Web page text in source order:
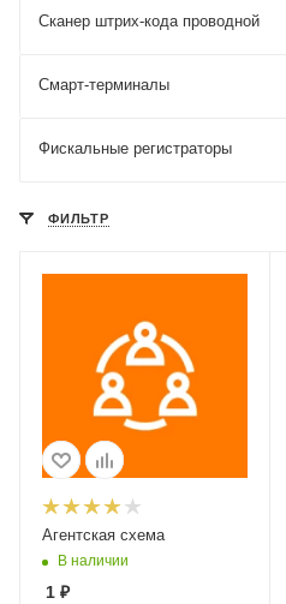
Сканер штрих-кода проводной
Смарт-терминалы
Фискальные регистраторы
ФИЛЬТР
Агентская схема
В наличии
1 ₽